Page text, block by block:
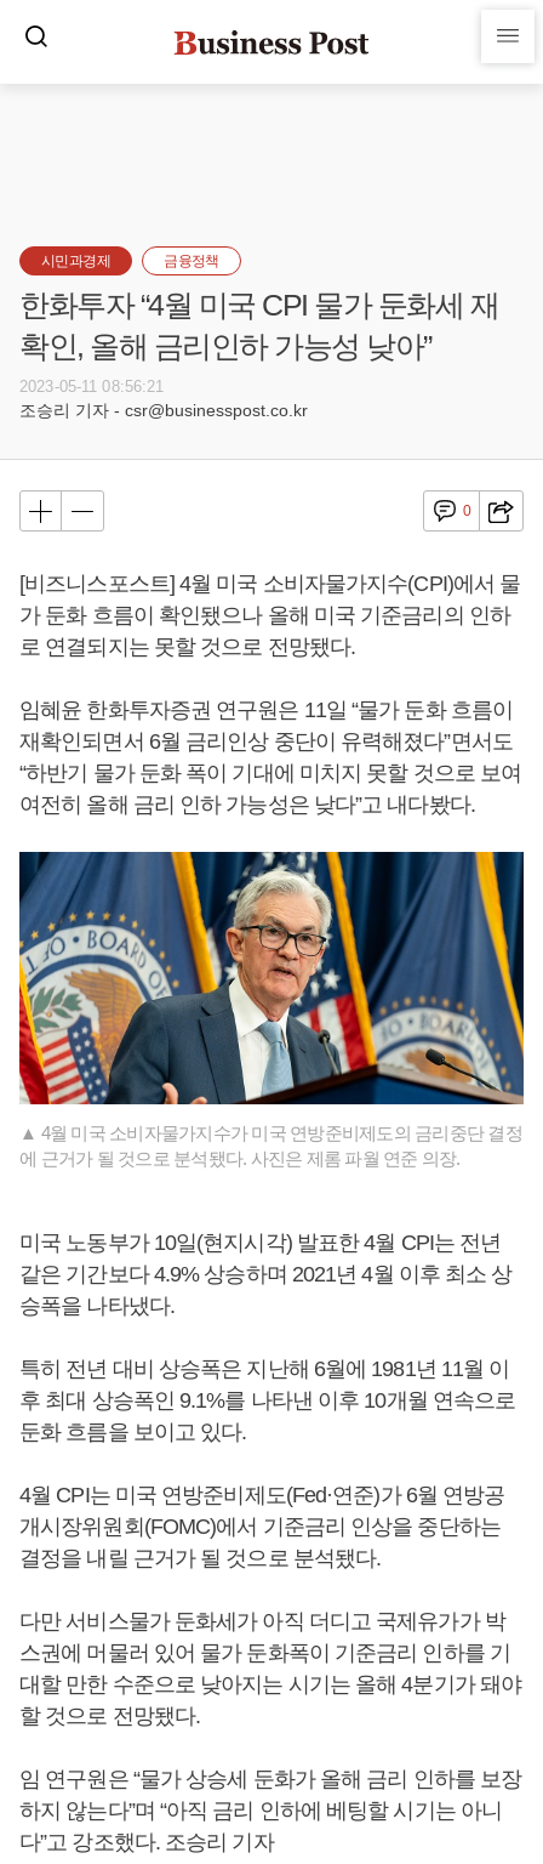
시민과경제 금융정책
한화투자 “4월 미국 CPI 물가 둔화세 재
확인, 올해 금리인하 가능성 낮아”
2023-05-11 08:56:21
조승리 기자 - csr@businesspost.co.kr
0
[비즈니스포스트] 4월 미국 소비자물가지수(CPI)에서 물
가 둔화 흐름이 확인됐으나 올해 미국 기준금리의 인하
로 연결되지는 못할 것으로 전망됐다.
임혜윤 한화투자증권 연구원은 11일 “물가 둔화 흐름이
재확인되면서 6월 금리인상 중단이 유력해졌다”면서도
“하반기 물가 둔화 폭이 기대에 미치지 못할 것으로 보여
여전히 올해 금리 인하 가능성은 낮다”고 내다봤다.
▲ 4월 미국 소비자물가지수가 미국 연방준비제도의 금리중단 결정
에 근거가 될 것으로 분석됐다. 사진은 제롬 파월 연준 의장.
미국 노동부가 10일(현지시각) 발표한 4월 CPI는 전년
같은 기간보다 4.9% 상승하며 2021년 4월 이후 최소 상
승폭을 나타냈다.
특히 전년 대비 상승폭은 지난해 6월에 1981년 11월 이
후 최대 상승폭인 9.1%를 나타낸 이후 10개월 연속으로
둔화 흐름을 보이고 있다.
4월 CPI는 미국 연방준비제도(Fed·연준)가 6월 연방공
개시장위원회(FOMC)에서 기준금리 인상을 중단하는
결정을 내릴 근거가 될 것으로 분석됐다.
다만 서비스물가 둔화세가 아직 더디고 국제유가가 박
스권에 머물러 있어 물가 둔화폭이 기준금리 인하를 기
대할 만한 수준으로 낮아지는 시기는 올해 4분기가 돼야
할 것으로 전망됐다.
임 연구원은 “물가 상승세 둔화가 올해 금리 인하를 보장
하지 않는다”며 “아직 금리 인하에 베팅할 시기는 아니
다”고 강조했다. 조승리 기자